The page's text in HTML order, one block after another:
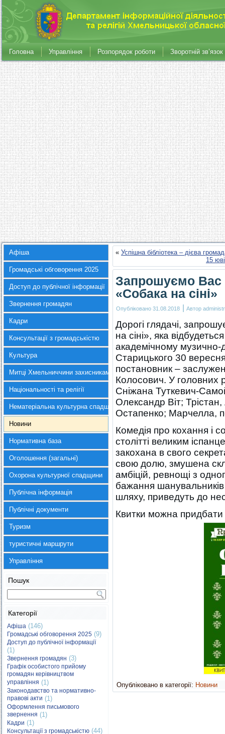
Головна Управління Розпорядок роботи Зворотній зв’язок
Афіша
Громадські обговорення 2025
Доступ до публічної інформації
Звернення громадян
Кадри
Консультації з громадськістю
Культура
Митці Хмельниччини захисникам України
Національності та релігії
Нематеріальна культурна спадщина
Новини
Нормативна база
Оголошення (загальні)
Охорона культурної спадщини
Публічна інформація
Публічні документи
Туризм
туристичні маршрути
Управління
Пошук
Категорії
Афіша (146)
Громадські обговорення 2025 (9)
Доступ до публічної інформації
(1)
Звернення громадян (3)
Графік особистого прийому
громадян керівництвом
управління (1)
Законодавство та нормативно-
правові акти (1)
Оформлення письмового
звернення (1)
Кадри (1)
Консультації з громадськістю (44)
« Успішна бібліотека – дієва
15
Запрошуємо Вас
«Собака на сіні»
Опубліковано 31.08.2018 | Автор
Дорогі глядачі,
на сіні», яка
академічному музично-
Старицького 30
постановник –
Колосович. У головних
Сніжана Туткевич-
Олександр Віт;
Остапенко; Марчелла,
Комедія про кохання і
столітті великим
закохана в свого
свою долю, змушена
амбіцій, ревнощі з
бажання
шляху, приведуть до
Квитки можна придбати
Опубліковано в категорії: Новини